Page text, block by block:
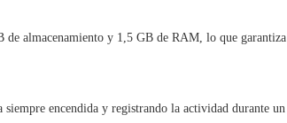
almacenamiento y 1,5 GB de RAM, lo que garantiza
encendida y registrando la actividad durante un